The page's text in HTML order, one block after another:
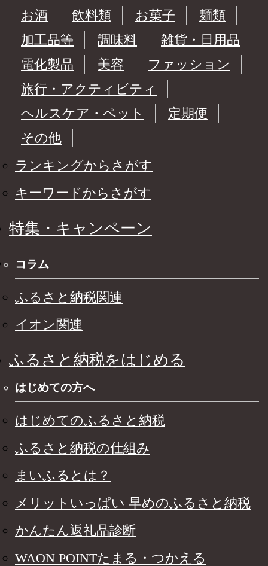
お酒
飲料類 お菓子
麺類
加工品等
調味料
雑貨・日用品
電化製品
美容
ファッション
旅行・アクティビティ
ヘルスケア・ペット
定期便
その他
ランキングからさがす
キーワードからさがす
特集・キャンペーン
コラム
ふるさと納税関連
イオン関連
ふるさと納税をはじめる
はじめての方へ
はじめてのふるさと納税
ふるさと納税の仕組み
まいふるとは？
メリットいっぱい 早めのふるさと納税
かんたん返礼品診断
WAON POINTたまる・つかえる